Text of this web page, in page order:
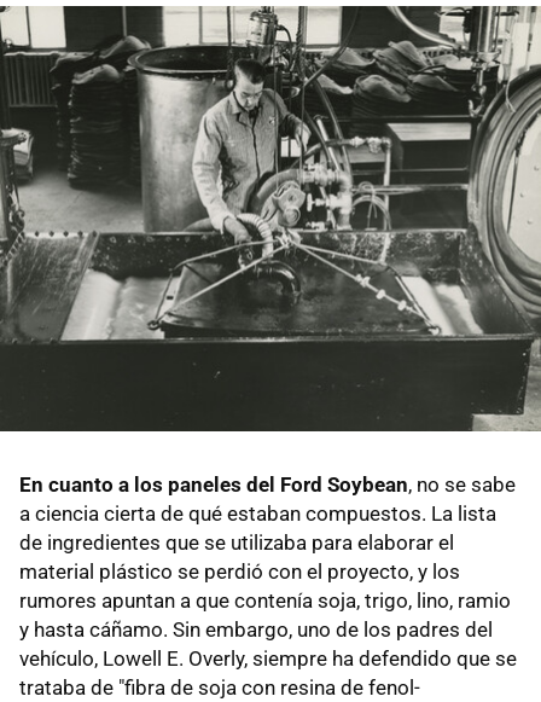
En cuanto a los paneles del Ford Soybean, no se sabe
a ciencia cierta de qué estaban compuestos. La lista
de ingredientes que se utilizaba para elaborar el
material plástico se perdió con el proyecto, y los
rumores apuntan a que contenía soja, trigo, lino, ramio
y hasta cáñamo. Sin embargo, uno de los padres del
vehículo, Lowell E. Overly, siempre ha defendido que se
trataba de "fibra de soja con resina de fenol-